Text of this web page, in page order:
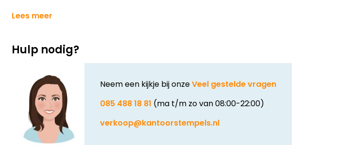
Lees meer
Hulp nodig?
Neem een kijkje bij onzeVeel gestelde vragen
085 488 18 81 (ma t/m zo van 08:00-22:00)
verkoop@kantoorstempels.nl